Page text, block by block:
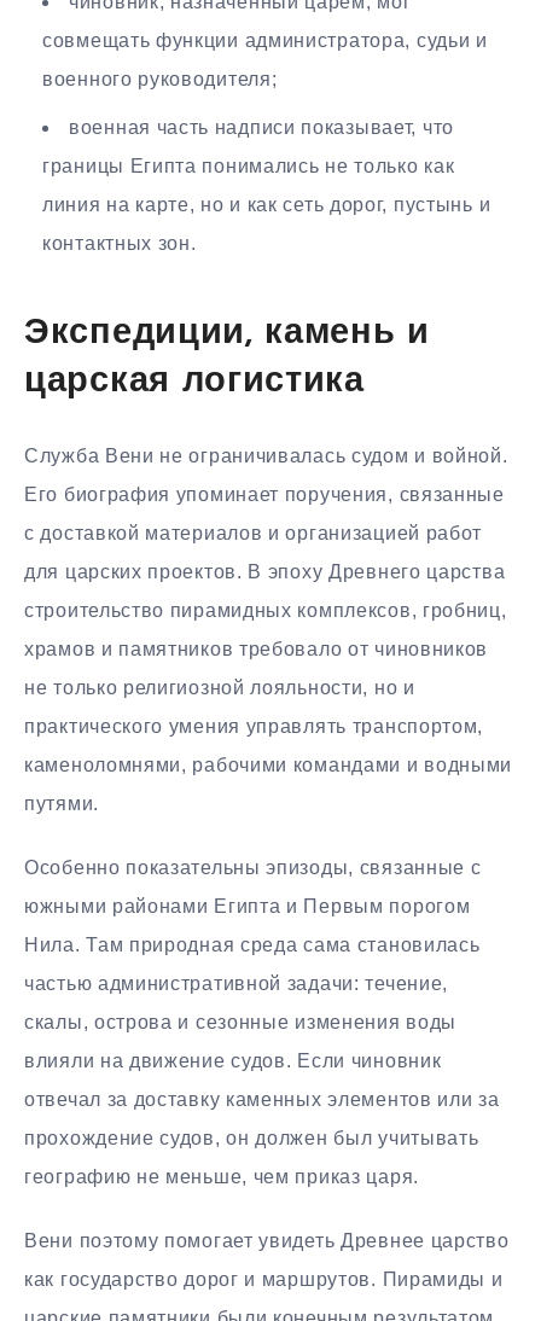
совмещать функции администратора, судьи и
военного руководителя;
военная часть надписи показывает, что
границы Египта понимались не только как
линия на карте, но и как сеть дорог, пустынь и
контактных зон.
Экспедиции, камень и
царская логистика
Служба Вени не ограничивалась судом и войной.
Его биография упоминает поручения, связанные
с доставкой материалов и организацией работ
для царских проектов. В эпоху Древнего царства
строительство пирамидных комплексов, гробниц,
храмов и памятников требовало от чиновников
не только религиозной лояльности, но и
практического умения управлять транспортом,
каменоломнями, рабочими командами и водными
путями.
Особенно показательны эпизоды, связанные с
южными районами Египта и Первым порогом
Нила. Там природная среда сама становилась
частью административной задачи: течение,
скалы, острова и сезонные изменения воды
влияли на движение судов. Если чиновник
отвечал за доставку каменных элементов или за
прохождение судов, он должен был учитывать
географию не меньше, чем приказ царя.
Вени поэтому помогает увидеть Древнее царство
как государство дорог и маршрутов. Пирамиды и